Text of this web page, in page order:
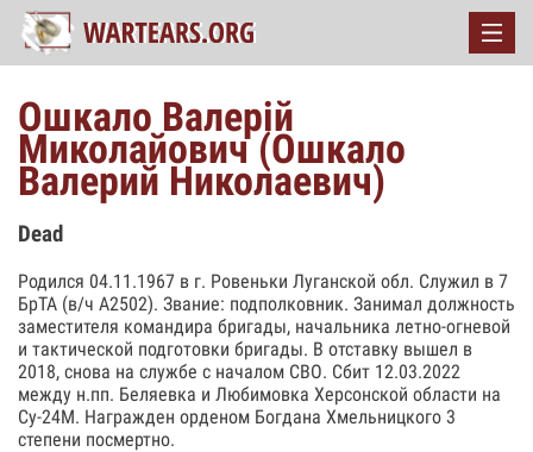
Ошкало Валерій
Миколайович (Ошкало
Валерий Николаевич)
Dead
Родился 04.11.1967 в г. Ровеньки Луганской обл. Служил в 7
БрТА (в/ч А2502). Звание: подполковник. Занимал должность
заместителя командира бригады, начальника летно-огневой
и тактической подготовки бригады. В отставку вышел в
2018, снова на службе с началом СВО. Сбит 12.03.2022
между н.пп. Беляевка и Любимовка Херсонской области на
Су-24М. Награжден орденом Богдана Хмельницкого 3
степени посмертно.